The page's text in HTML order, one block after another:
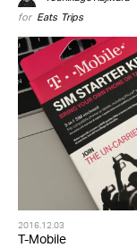
for Eats, Trips
2016.12.03
T-Mobile